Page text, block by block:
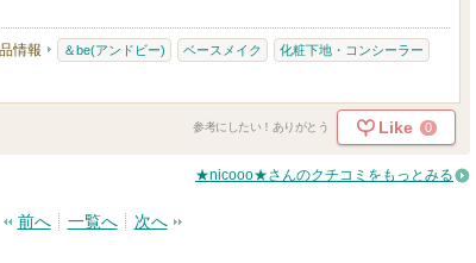
情報 ＆be(アンドビー) ベースメイク 化粧下地・コンシーラー
参考にしたい！ありがとう Like 0
★nicooo★さんのクチコミをもっとみる
前へ 一覧へ 次へ